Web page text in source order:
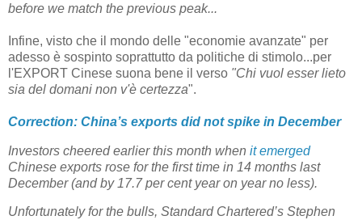
before we match the previous peak...
Infine, visto che il mondo delle "economie avanzate" per
adesso è sospinto soprattutto da politiche di stimolo...per
l'EXPORT Cinese suona bene il verso "Chi vuol esser lieto
sia del domani non v'è certezza".
Correction: China’s exports did not spike in December
Investors cheered earlier this month when it emerged
Chinese exports rose for the first time in 14 months last
December (and by 17.7 per cent year on year no less).
Unfortunately for the bulls, Standard Chartered’s Stephen